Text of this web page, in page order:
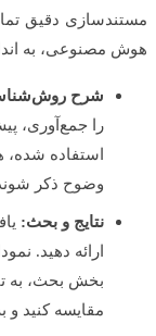
دقیق تمام
به اندازه
شرح روش‌شناسی:
را جمع‌آوری،
استفاده شده،
وضوح ذکر شوند.
نتایج و بحث:
ارائه دهید.
بخش بحث، به تفسیر
مقایسه کنید و به